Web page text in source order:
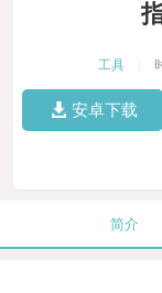
工具
安卓下载
简介